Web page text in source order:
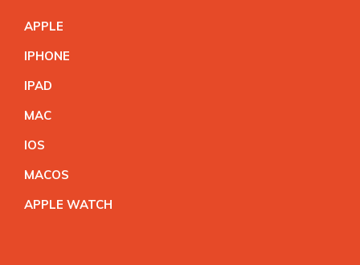
APPLE
IPHONE
IPAD
MAC
IOS
MACOS
APPLE WATCH